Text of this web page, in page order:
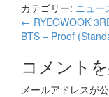
カテゴリー: ニュー
投
稿
ナ
← RYEOWOOK
BTS – Proof
コメント
メールアドレスが